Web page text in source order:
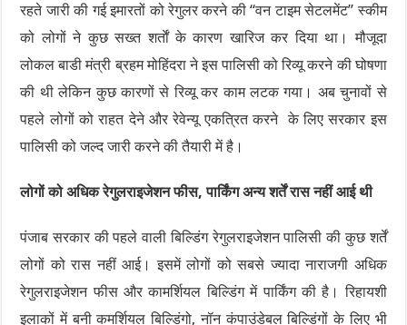
रहते जारी की गई इमारतों को रेगुलर करने की “वन टाइम सेटलमेंट” स्कीम
को लोगों ने कुछ सख्त शर्ताें के कारण खारिज कर दिया था। मौजूदा
लोकल बाडी मंत्री ब्रहम मोहिंदरा ने इस पालिसी को रिव्यू करने की घोषणा
की थी लेकिन कुछ कारणों से रिव्यू कर काम लटक गया। अब चुनावों से
पहले लोगों को राहत देने और रेवेन्यू एकत्रित करने के लिए सरकार इस
पालिसी को जल्द जारी करने की तैयारी में है।
लोगों को अधिक रेगुलराइजेशन फीस, पार्किंग अन्य शर्तें रास नहीं आई थी
पंजाब सरकार की पहले वाली बिल्डिंग रेगुलराइजेशन पालिसी की कुछ शर्तें
लोगों को रास नहीं आई। इसमें लोगों को सबसे ज्यादा नाराजगी अधिक
रेगुलराइजेशन फीस और कामर्शियल बिल्डिंग में पार्किंग की है। रिहायशी
इलाकों में बनी कमर्शियल बिल्डिंगो, नॉन कंपाउंडेबल बिल्डिंगों के लिए भी